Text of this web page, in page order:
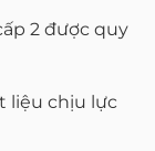
2 được quy
liệu chịu lực